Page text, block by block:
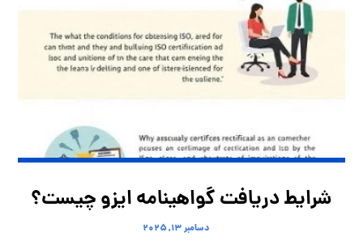
شرایط دریافت گواهینامه ایزو چیست؟
دسامبر ۱۳, ۲۰۲۵